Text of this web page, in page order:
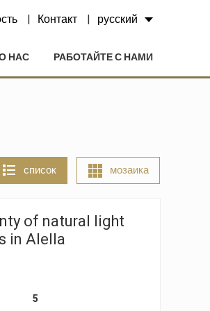
Контакт русский
НАС РАБОТАЙТЕ С НАМИ
список мозаика
of natural light
in Alella
5